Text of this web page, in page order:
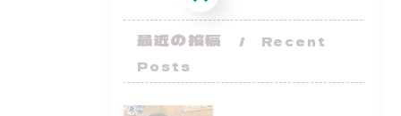
最近の投稿
Recent
Posts